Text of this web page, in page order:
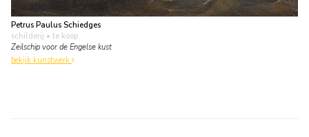
Petrus Paulus Schiedges
schilderij • te koop
Zeilschip voor de Engelse kust
bekijk kunstwerk